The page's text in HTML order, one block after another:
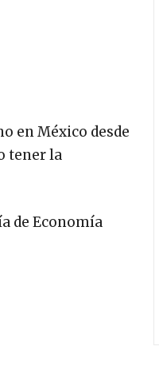
en México desde
tener la
de Economía